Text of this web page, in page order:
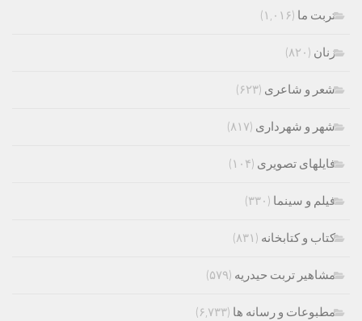
تربت ما (۱,۰۱۶)
زنان (۸۲۰)
شعر و شاعری (۶۲۳)
شهر و شهرداری (۸۱۷)
فایلهای تصویری (۱۰۴)
فیلم و سینما (۳۳۰)
کتاب و کتابخانه (۸۳۱)
مشاهیر تربت حیدریه (۵۷۹)
مطبوعات و رسانه ها (۶,۷۳۳)